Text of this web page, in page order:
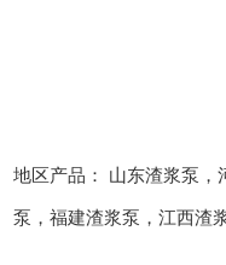
地区产品： 山东渣浆泵 ，
泵 ， 福建渣浆泵 ， 江西渣